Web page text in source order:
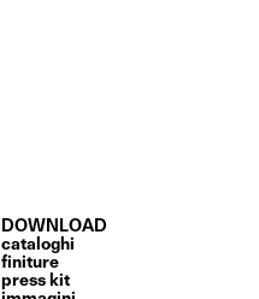
DOWNLOAD
cataloghi
finiture
press kit